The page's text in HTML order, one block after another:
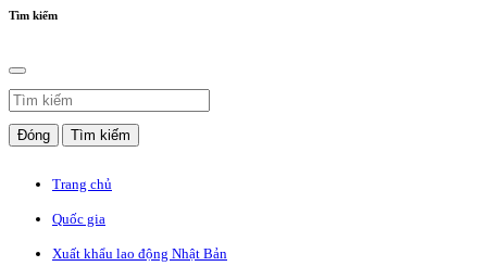
Tìm kiếm
Đóng Tìm kiếm
Trang chủ
Quốc gia
Xuất khẩu lao động Nhật Bản